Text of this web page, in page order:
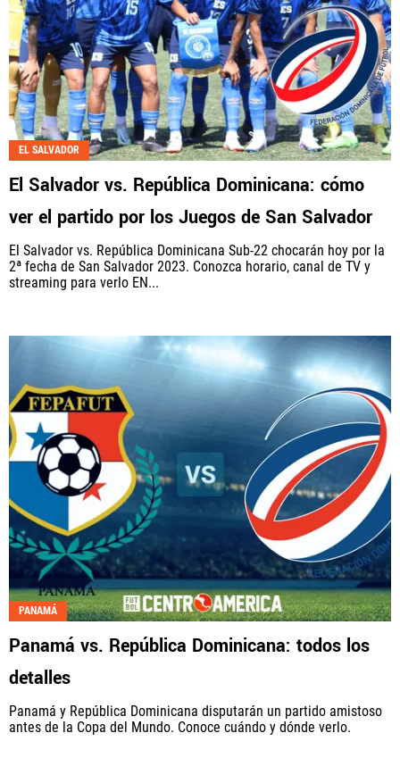
EL SALVADOR
El Salvador vs. República Dominicana: cómo
ver el partido por los Juegos de San Salvador
El Salvador vs. República Dominicana Sub-22 chocarán hoy por la
2ª fecha de San Salvador 2023. Conozca horario, canal de TV y
streaming para verlo EN...
PANAMÁ
Panamá vs. República Dominicana: todos los
detalles
Panamá y República Dominicana disputarán un partido amistoso
antes de la Copa del Mundo. Conoce cuándo y dónde verlo.